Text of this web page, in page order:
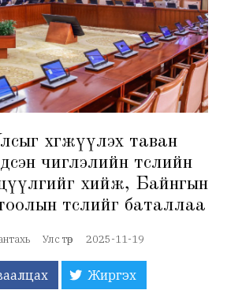
хөгжүүлэх таван
чиглэлийн төслийн
хийж, Байнгын
төслийг баталлаа
Улс төр 2025-11-19
Жиргэх